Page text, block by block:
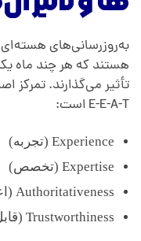
هستند که هر چند ماه
تأثیر می‌گذارند. تمرکز
E-E-A-T است:
Experience (تجربه)
Expertise (تخصص)
Authoritativeness (اعتبار)
Trustworthiness (قابل اعتماد بودن)